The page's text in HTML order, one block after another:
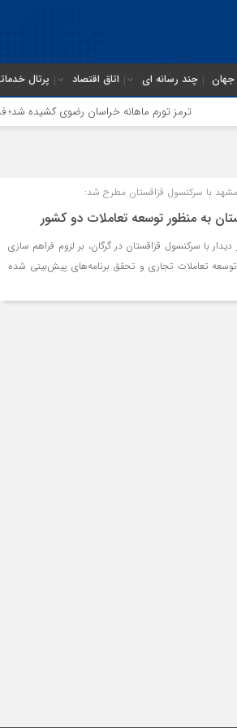
جهان چند رسانه ای اتاق اقتصاد پرتال
ترمز تورم ماهانه خراسان رضوی کشیده شد؛ فشار
مشهد با سرکنسول قزاقستان مطرح شد:
به منظور توسعه تعاملات دو کشور
با سرکنسول قزاقستان در گرگان، بر لزوم فراهم سازی
توسعه تعاملات تجاری و تحقق برنامه‌های پیش‌بینی شده